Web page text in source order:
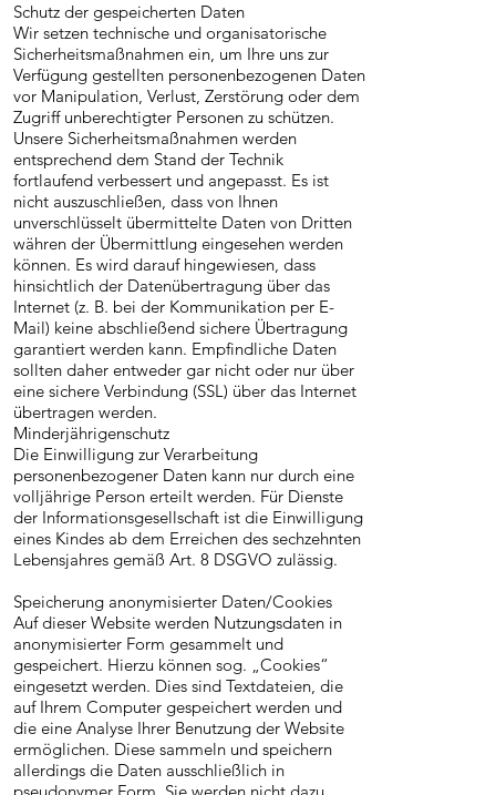
Schutz der gespeicherten Daten
Wir setzen technische und organisatorische
Sicherheitsmaßnahmen ein, um Ihre uns zur
Verfügung gestellten personenbezogenen Daten
vor Manipulation, Verlust, Zerstörung oder dem
Zugriff unberechtigter Personen zu schützen.
Unsere Sicherheitsmaßnahmen werden
entsprechend dem Stand der Technik
fortlaufend verbessert und angepasst. Es ist
nicht auszuschließen, dass von Ihnen
unverschlüsselt übermittelte Daten von Dritten
währen der Übermittlung eingesehen werden
können. Es wird darauf hingewiesen, dass
hinsichtlich der Datenübertragung über das
Internet (z. B. bei der Kommunikation per E-
Mail) keine abschließend sichere Übertragung
garantiert werden kann. Empfindliche Daten
sollten daher entweder gar nicht oder nur über
eine sichere Verbindung (SSL) über das Internet
übertragen werden.
Minderjährigenschutz
Die Einwilligung zur Verarbeitung
personenbezogener Daten kann nur durch eine
volljährige Person erteilt werden. Für Dienste
der Informationsgesellschaft ist die Einwilligung
eines Kindes ab dem Erreichen des sechzehnten
Lebensjahres gemäß Art. 8 DSGVO zulässig.
Speicherung anonymisierter Daten/Cookies
Auf dieser Website werden Nutzungsdaten in
anonymisierter Form gesammelt und
gespeichert. Hierzu können sog. „Cookies“
eingesetzt werden. Dies sind Textdateien, die
auf Ihrem Computer gespeichert werden und
die eine Analyse Ihrer Benutzung der Website
ermöglichen. Diese sammeln und speichern
allerdings die Daten ausschließlich in